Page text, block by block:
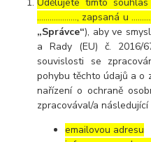
Udělujete tímto
………………., zapsaná u
„Správce“), aby ve
a Rady (EU) č. 2016/
souvislosti se
pohybu těchto údajů a o
nařízení o ochraně
zpracovával/a
emailovou adresu